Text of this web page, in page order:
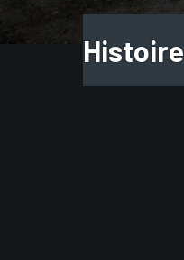
Histoire